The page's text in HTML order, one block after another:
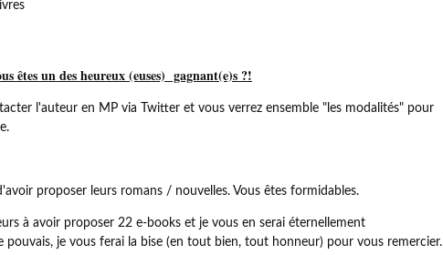
êtes un des heureux (euses) gagnant(e)s ?!
l'auteur en MP via Twitter et vous verrez ensemble "les modalités" pour
proposer leurs romans / nouvelles. Vous êtes formidables.
à avoir proposer 22 e-books et je vous en serai éternellement
pouvais, je vous ferai la bise (en tout bien, tout honneur) pour vous remercier.